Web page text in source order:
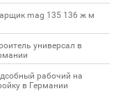
mag 135 136 ж м
универсал в
рабочий на
в Германии